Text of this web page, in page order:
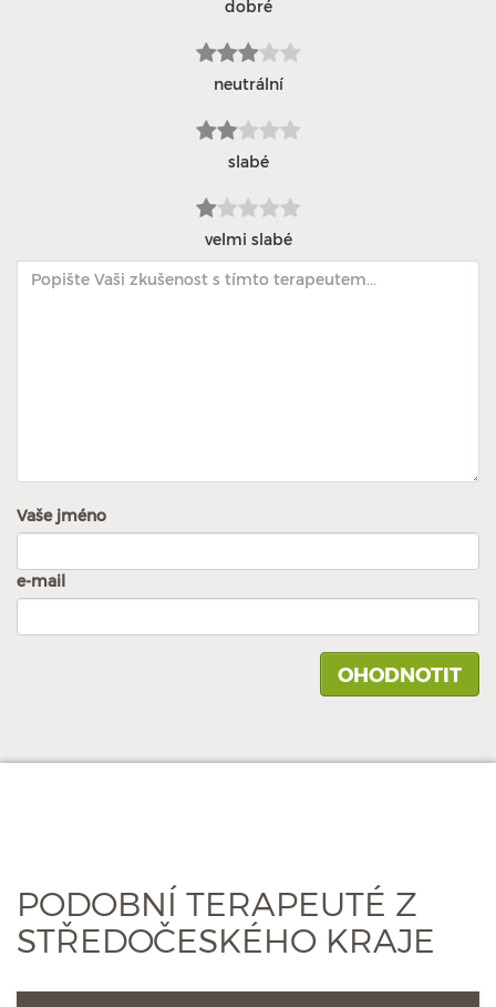
dobré
neutrální
slabé
velmi slabé
Vaše jméno
e-mail
PODOBNÍ TERAPEUTÉ Z
STŘEDOČESKÉHO KRAJE